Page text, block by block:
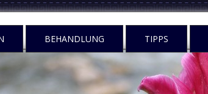
BEHANDLUNG TIPPS